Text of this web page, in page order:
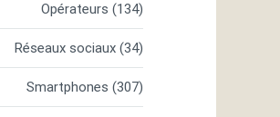
Opérateurs (134)
Réseaux sociaux (34)
Smartphones (307)